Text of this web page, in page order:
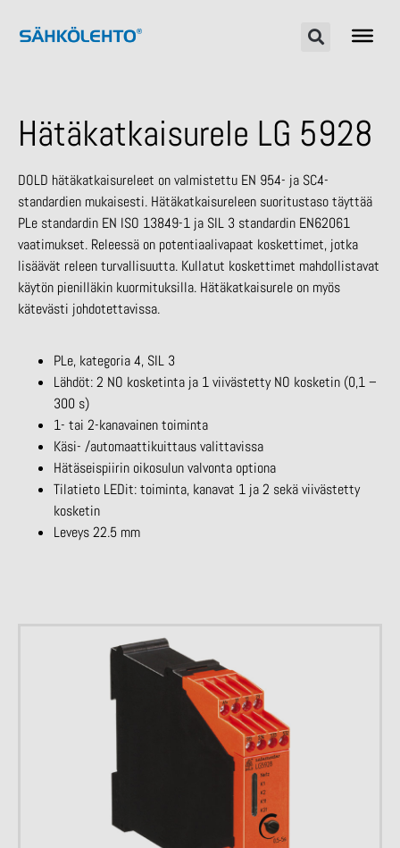
Hätäkatkaisurele LG 5928
DOLD hätäkatkaisureleet on valmistettu EN 954- ja SC4-
standardien mukaisesti. Hätäkatkaisureleen suoritustaso täyttää
PLe standardin EN ISO 13849-1 ja SIL 3 standardin EN62061
vaatimukset. Releessä on potentiaalivapaat koskettimet, jotka
lisäävät releen turvallisuutta. Kullatut koskettimet mahdollistavat
käytön pienilläkin kuormituksilla. Hätäkatkaisurele on myös
kätevästi johdotettavissa.
PLe, kategoria 4, SIL 3
Lähdöt: 2 NO kosketinta ja 1 viivästetty NO kosketin (0,1 –
300 s)
1- tai 2-kanavainen toiminta
Käsi- /automaattikuittaus valittavissa
Hätäseispiirin oikosulun valvonta optiona
Tilatieto LEDit: toiminta, kanavat 1 ja 2 sekä viivästetty
kosketin
Leveys 22.5 mm